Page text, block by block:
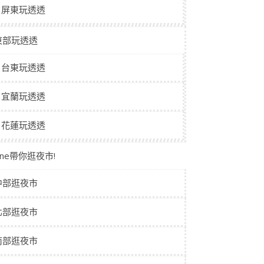
屏東玩透透
部玩透透
台東玩透透
宜蘭玩透透
花蓮玩透透
帶你逛夜市!
部逛夜市
部逛夜市
部逛夜市